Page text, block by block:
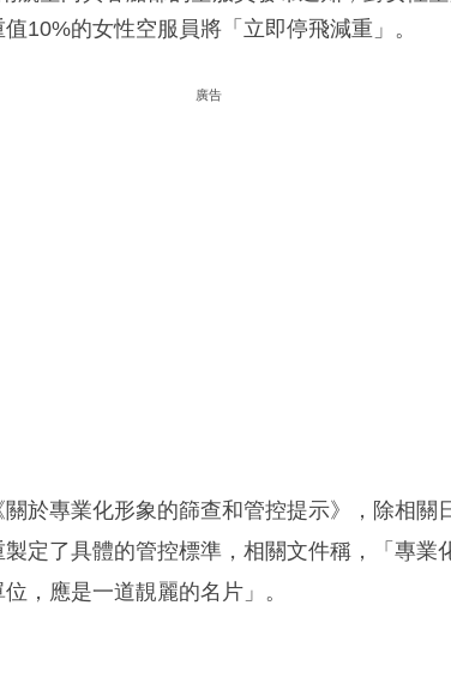
10%的女性空服員將「立即停飛減重」。
廣告
於專業化形象的篩查和管控提示》，除相關
定了具體的管控標準，相關文件稱，「專業
，應是一道靚麗的名片」。